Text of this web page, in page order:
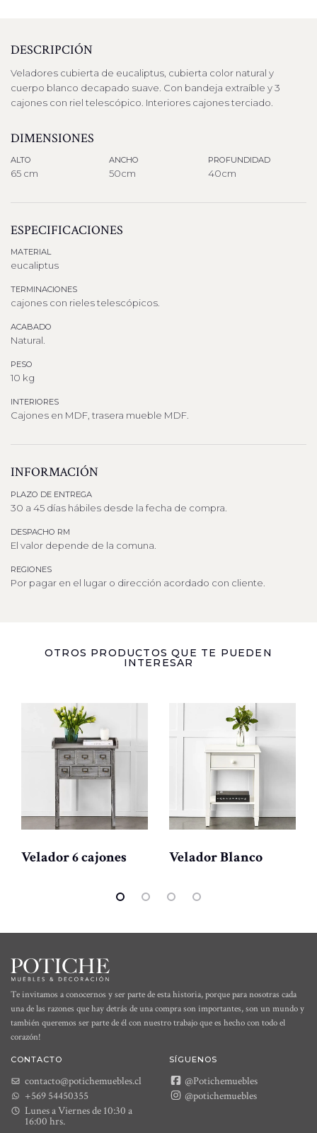
DESCRIPCIÓN
Veladores cubierta de eucaliptus, cubierta color natural y
cuerpo blanco decapado suave. Con bandeja extraíble y 3
cajones con riel telescópico. Interiores cajones terciado.
DIMENSIONES
ALTO
65 cm
ANCHO
50cm
PROFUNDIDAD
40cm
ESPECIFICACIONES
MATERIAL
eucaliptus
TERMINACIONES
cajones con rieles telescópicos.
ACABADO
Natural.
PESO
10 kg
INTERIORES
Cajones en MDF, trasera mueble MDF.
INFORMACIÓN
PLAZO DE ENTREGA
30 a 45 días hábiles desde la fecha de compra.
DESPACHO RM
El valor depende de la comuna.
REGIONES
Por pagar en el lugar o dirección acordado con cliente.
OTROS PRODUCTOS QUE TE PUEDEN
INTERESAR
Velador 6 cajones Velador Blanco
Te invitamos a conocernos y ser parte de esta historia, porque para nosotras cada
una de las razones que hay detrás de una compra son importantes, son un mundo y
también queremos ser parte de él con nuestro trabajo que es hecho con todo el
corazón!
CONTACTO
contacto@potichemuebles.cl
+569 54450355
Lunes a Viernes de 10:30 a
16:00 hrs.
SÍGUENOS
@Potichemuebles
@potichemuebles